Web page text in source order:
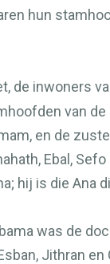
hun
de inwoners
van
en de
Ebal, Sefo
hij is die
was de
Jithran en